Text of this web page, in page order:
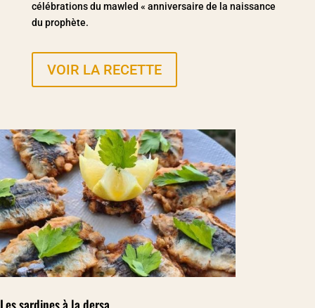
célébrations du mawled « anniversaire de la naissance
du prophète.
VOIR LA RECETTE
Les sardines à la dersa